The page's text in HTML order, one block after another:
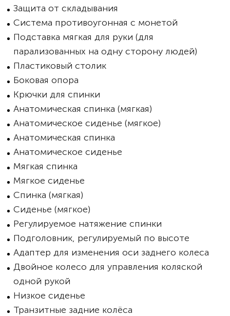
Защита от складывания
Система противоугонная с монетой
Подставка мягкая для руки (для
парализованных на одну сторону людей)
Пластиковый столик
Боковая опора
Крючки для спинки
Анатомическая спинка (мягкая)
Анатомическое сиденье (мягкое)
Анатомическая спинка
Анатомическое сиденье
Мягкая спинка
Мягкое сиденье
Спинка (мягкая)
Сиденье (мягкое)
Регулируемое натяжение спинки
Подголовник, регулируемый по высоте
Адаптер для изменения оси заднего колеса
Двойное колесо для управления коляской
одной рукой
Низкое сиденье
Транзитные задние колёса